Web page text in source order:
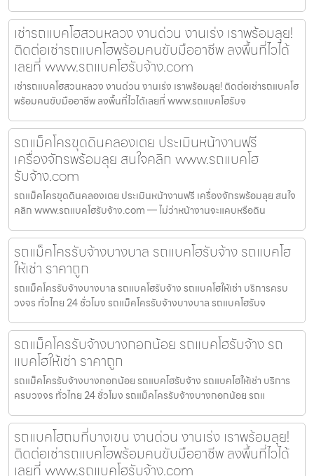
เช่ารถแบคโฮสวนหลวง งานด่วน งานเร่ง เราพร้อมลุย!
ติดต่อเช่ารถแบคโฮพร้อมคนขับมืออาชีพ ลงพื้นที่ไวได้
เลยที่ www.รถแบคโฮรับจ้าง.com
เช่ารถแบคโฮสวนหลวง งานด่วน งานเร่ง เราพร้อมลุย! ติดต่อเช่ารถแบคโฮ
พร้อมคนขับมืออาชีพ ลงพื้นที่ไวได้เลยที่ www.รถแบคโฮรับจ
รถแม็คโครขุดดินคลองเตย ประเมินหน้างานฟรี
เครื่องจักรพร้อมลุย สนใจคลิก www.รถแบคโฮ
รับจ้าง.com
รถแม็คโครขุดดินคลองเตย ประเมินหน้างานฟรี เครื่องจักรพร้อมลุย สนใจ
คลิก www.รถแบคโฮรับจ้าง.com — ไม่ว่าหน้างานจะแคบหรือดิน
รถแม็คโครรับจ้างบางบาล รถแบคโฮรับจ้าง รถแบคโฮ
ให้เช่า ราคาถูก
รถแม็คโครรับจ้างบางบาล รถแบคโฮรับจ้าง รถแบคโฮให้เช่า บริการครบ
วงจร ทั่วไทย 24 ชั่วโมง รถแม็คโครรับจ้างบางบาล รถแบคโฮรับจ
รถแม็คโครรับจ้างบางกอกน้อย รถแบคโฮรับจ้าง รถ
แบคโฮให้เช่า ราคาถูก
รถแม็คโครรับจ้างบางกอกน้อย รถแบคโฮรับจ้าง รถแบคโฮให้เช่า บริการ
ครบวงจร ทั่วไทย 24 ชั่วโมง รถแม็คโครรับจ้างบางกอกน้อย รถแ
รถแบคโฮถมที่บางเขน งานด่วน งานเร่ง เราพร้อมลุย!
ติดต่อเช่ารถแบคโฮพร้อมคนขับมืออาชีพ ลงพื้นที่ไวได้
เลยที่ www.รถแบคโฮรับจ้าง.com